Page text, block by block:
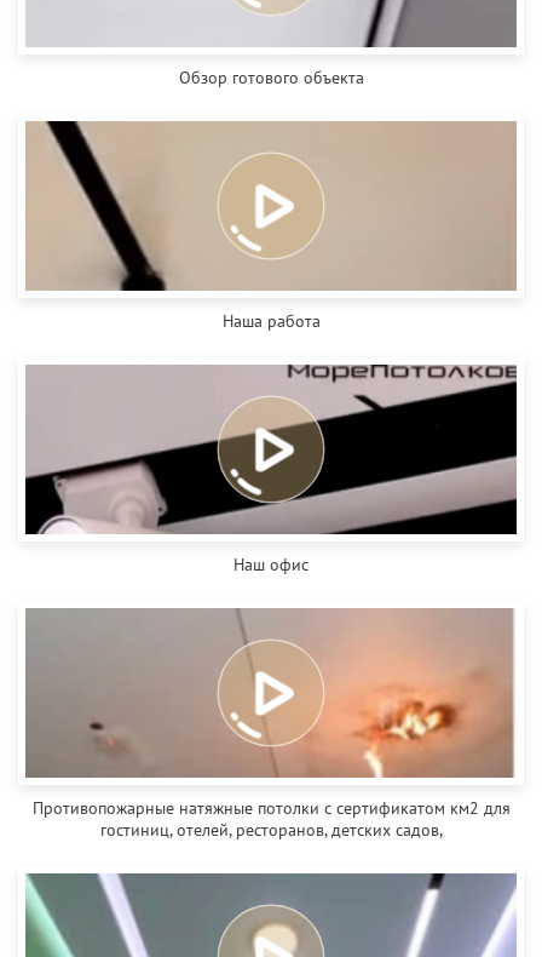
Обзор готового объекта
Наша работа
Наш офис
Противопожарные натяжные потолки с сертификатом км2 для
гостиниц, отелей, ресторанов, детских садов,